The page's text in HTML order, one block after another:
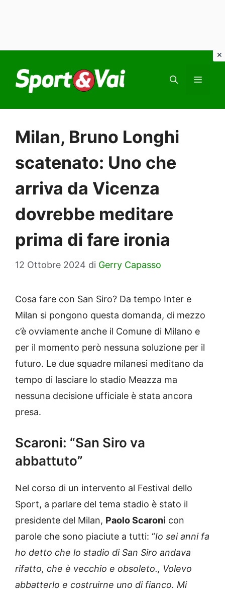
contenuto
Milan, Bruno Longhi
scatenato: Uno che
arriva da Vicenza
dovrebbe meditare
prima di fare ironia
12 Ottobre 2024 di Gerry Capasso
Cosa fare con San Siro? Da tempo Inter e
Milan si pongono questa domanda, di mezzo
c’è ovviamente anche il Comune di Milano e
per il momento però nessuna soluzione per il
futuro. Le due squadre milanesi meditano da
tempo di lasciare lo stadio Meazza ma
nessuna decisione ufficiale è stata ancora
presa.
Scaroni: “San Siro va
abbattuto”
Nel corso di un intervento al Festival dello
Sport, a parlare del tema stadio è stato il
presidente del Milan, Paolo Scaroni con
parole che sono piaciute a tutti: “Io sei anni fa
ho detto che lo stadio di San Siro andava
rifatto, che è vecchio e obsoleto., Volevo
abbatterlo e costruirne uno di fianco. Mi